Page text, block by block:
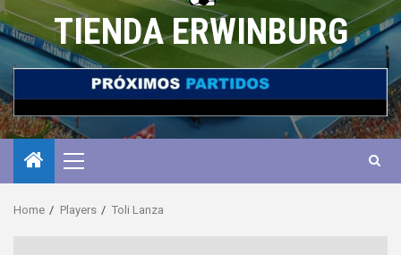
TIENDA ERWINBURG
Home Players Toli Lanza